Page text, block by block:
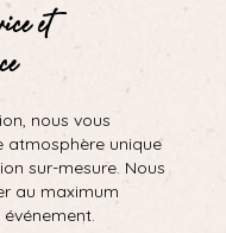
et
nous vous
atmosphère unique
sur-mesure. Nous
au maximum